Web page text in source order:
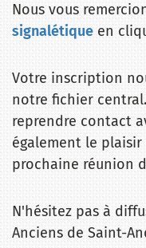
Nous vous
signalétique en
Votre inscription
notre fichier
reprendre contact
également le
prochaine réunion
N'hésitez pas à
Anciens de Saint-